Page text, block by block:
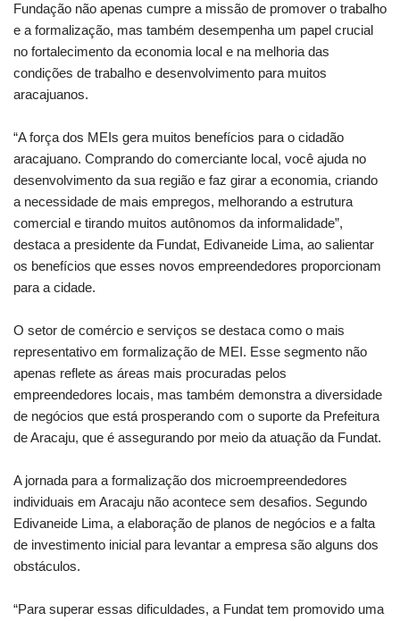
Fundação não apenas cumpre a missão de promover o trabalho
e a formalização, mas também desempenha um papel crucial
no fortalecimento da economia local e na melhoria das
condições de trabalho e desenvolvimento para muitos
aracajuanos.
“A força dos MEIs gera muitos benefícios para o cidadão
aracajuano. Comprando do comerciante local, você ajuda no
desenvolvimento da sua região e faz girar a economia, criando
a necessidade de mais empregos, melhorando a estrutura
comercial e tirando muitos autônomos da informalidade”,
destaca a presidente da Fundat, Edivaneide Lima, ao salientar
os benefícios que esses novos empreendedores proporcionam
para a cidade.
O setor de comércio e serviços se destaca como o mais
representativo em formalização de MEI. Esse segmento não
apenas reflete as áreas mais procuradas pelos
empreendedores locais, mas também demonstra a diversidade
de negócios que está prosperando com o suporte da Prefeitura
de Aracaju, que é assegurando por meio da atuação da Fundat.
A jornada para a formalização dos microempreendedores
individuais em Aracaju não acontece sem desafios. Segundo
Edivaneide Lima, a elaboração de planos de negócios e a falta
de investimento inicial para levantar a empresa são alguns dos
obstáculos.
“Para superar essas dificuldades, a Fundat tem promovido uma